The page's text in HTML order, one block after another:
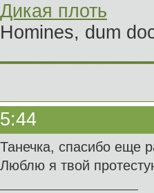
Дикая плоть
Homines, dum
Танечка, спасибо еще
Люблю я твой